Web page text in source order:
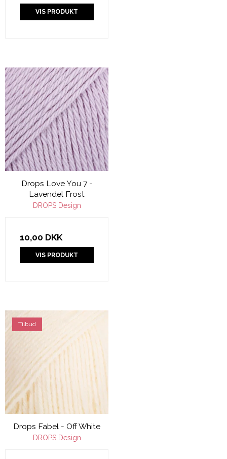
VIS PRODUKT
Drops Love You 7 -
Lavendel Frost
DROPS Design
10,00 DKK
VIS PRODUKT
Tilbud
Drops Fabel - Off White
DROPS Design